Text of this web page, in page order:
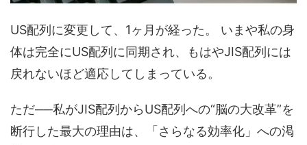
US配列に変更して、1ヶ月が経った。 いまや私の身
体は完全にUS配列に同期され、もはやJIS配列には
戻れないほど適応してしまっている。
ただ──私がJIS配列からUS配列への“脳の大改革”を
断行した最大の理由は、「さらなる効率化」への渇